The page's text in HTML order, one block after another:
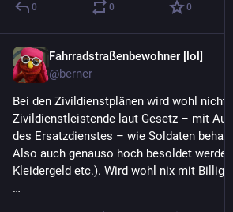
0 0 0
Fahrradstraßenbewohner [lol]
@berner
Bei den Zivildienstplänen wird wohl nicht
Zivildienstleistende laut Gesetz – mit
des Ersatzdienstes – wie Soldaten
Also auch genauso hoch besoldet werden
Kleidergeld etc.). Wird wohl nix mit
…